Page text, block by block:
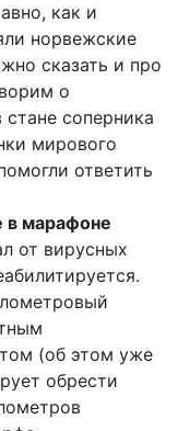
как и
норвежские
сказать и про
о
соперника
мирового
ответить
в марафоне
от вирусных
(об этом уже
обрести